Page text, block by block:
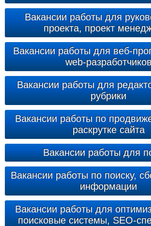
Вакансии работы для
проекта, проект
Вакансии работы для веб-
web-
Вакансии работы для
рубрики
Вакансии работы по
раскрутке сайта
Вакансии работы для
Вакансии работы по поиску,
информации
Вакансии работы для
поисковые системы, SEO-